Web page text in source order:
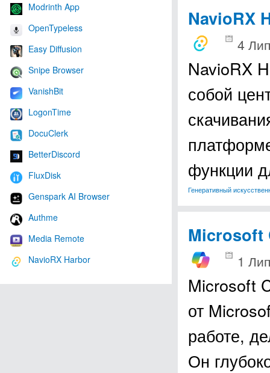
Modrinth App
OpenTypeless
Easy Diffusion
Snipe Browser
VanishBit
LogonTime
DocuClerk
BetterDiscord
FluxDisk
Genspark AI Browser
Authme
Media Remote
NavioRX Harbor
NavioRX
4
NavioRX
собой
функции
Генеративный
Microsoft
1
Microsoft
от
работе,
Он